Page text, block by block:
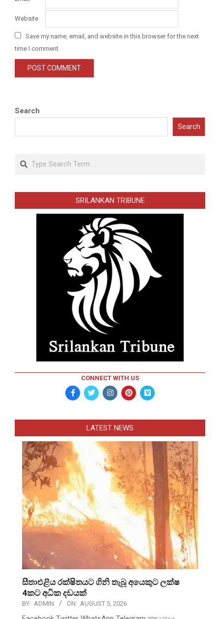
Website
Save my name, email, and website in this browser for the next
time I comment.
Search
Search
Search
SRILANKAN TRIBUNE
CONNECT WITH US
LATEST NEWS
සීතාඑළිය රක්ෂිතයට ගිනි තැබූ අයෙකුට ලක්ෂ
4කට අධික දඩයක්
BY: ADMIN ON: AUGUST 5, 2026